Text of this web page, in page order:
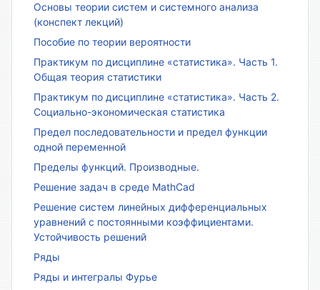
Основы теории систем и системного анализа
(конспект лекций)
Пособие по теории вероятности
Практикум по дисциплине «статистика». Часть 1.
Общая теория статистики
Практикум по дисциплине «статистика». Часть 2.
Социально-экономическая статистика
Предел последовательности и предел функции
одной переменной
Пределы функций. Производные.
Решение задач в среде MathCad
Решение систем линейных дифференциальных
уравнений с постоянными коэффициентами.
Устойчивость решений
Ряды
Ряды и интегралы Фурье